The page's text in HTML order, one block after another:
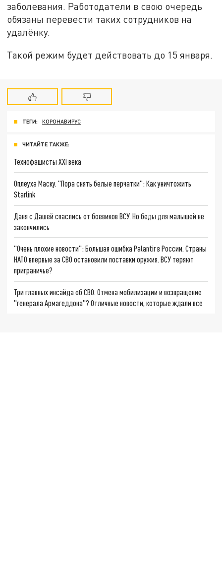
заболевания. Работодатели в свою очередь
обязаны перевести таких сотрудников на
удалёнку.
Такой режим будет действовать до 15 января.
ТЕГИ: КОРОНАВИРУС
ЧИТАЙТЕ ТАКЖЕ:
Технофашисты XXI века
Оплеуха Маску. "Пора снять белые перчатки": Как уничтожить
Starlink
Даня с Дашей спаслись от боевиков ВСУ. Но беды для малышей не
закончились
"Очень плохие новости": Большая ошибка Palantir в России. Страны
НАТО впервые за СВО остановили поставки оружия. ВСУ теряют
приграничье?
Три главных инсайда об СВО. Отмена мобилизации и возвращение
"генерала Армагеддона"? Отличные новости, которые ждали все